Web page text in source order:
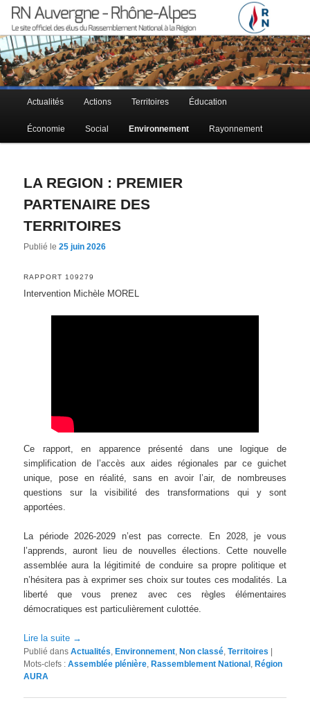
RN Auvergne – Rhône-Alpes
Le site officiel des élus RN à la région Auvergne – Rhône-Alpes
Menu principal
Aller au contenu principal
Aller au contenu secondaire
Actualités Actions Territoires Éducation
Économie Social Environnement Rayonnement
LA REGION : PREMIER
PARTENAIRE DES
TERRITOIRES
Publié le25 juin 2026
RAPPORT 109279
Intervention Michèle MOREL
Ce rapport, en apparence présenté dans une logique de
simplification de l’accès aux aides régionales par ce guichet
unique, pose en réalité, sans en avoir l’air, de nombreuses
questions sur la visibilité des transformations qui y sont
apportées.
La période 2026-2029 n’est pas correcte. En 2028, je vous
l’apprends, auront lieu de nouvelles élections. Cette nouvelle
assemblée aura la légitimité de conduire sa propre politique et
n’hésitera pas à exprimer ses choix sur toutes ces modalités. La
liberté que vous prenez avec ces règles élémentaires
démocratiques est particulièrement culottée.
Lire la suite →
Publié dans Actualités,Environnement,Non classé,Territoires |
Mots-clefs : Assemblée plénière,Rassemblement National,Région
AURA